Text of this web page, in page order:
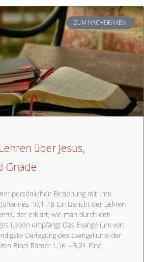
ZUM NACHDENKEN
über Jesus,
Gnade
persönlichen Beziehung mit Ihm
10,1-18 Ein Bericht der Lehren
der erklärt, wie man durch den
Leben empfängt Das Evangelium von
Darlegung des Evangeliums der
Bibel Römer 1,16 – 5,21 Eine